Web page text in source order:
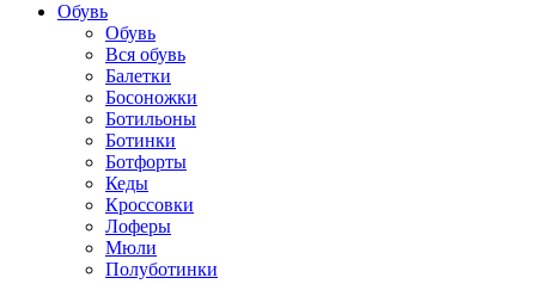
Обувь
Обувь
Вся обувь
Балетки
Босоножки
Ботильоны
Ботинки
Ботфорты
Кеды
Кроссовки
Лоферы
Мюли
Полуботинки